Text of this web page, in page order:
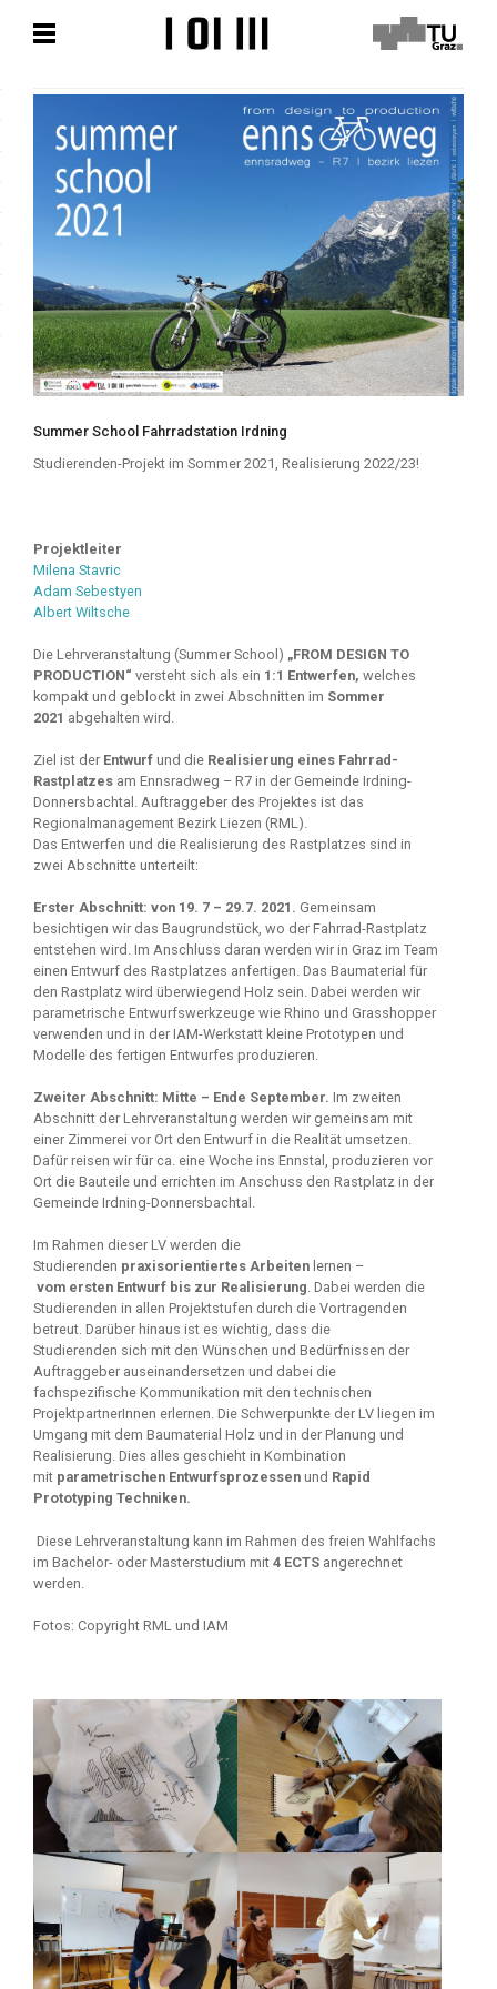
Hauptinhalt
Hauptinhalt
Summer School Fahrradstation Irdning
Studierenden-Projekt im Sommer 2021, Realisierung 2022/23!
Projektleiter
Milena Stavric
Adam Sebestyen
Albert Wiltsche
Die Lehrveranstaltung (Summer School) „FROM DESIGN TO
PRODUCTION“ versteht sich als ein 1:1 Entwerfen, welches
kompakt und geblockt in zwei Abschnitten im Sommer
2021 abgehalten wird.
Ziel ist der Entwurf und die Realisierung eines Fahrrad-
Rastplatzes am Ennsradweg – R7 in der Gemeinde Irdning-
Donnersbachtal. Auftraggeber des Projektes ist das
Regionalmanagement Bezirk Liezen (RML).
Das Entwerfen und die Realisierung des Rastplatzes sind in
zwei Abschnitte unterteilt:
Erster Abschnitt: von 19. 7 – 29.7. 2021. Gemeinsam
besichtigen wir das Baugrundstück, wo der Fahrrad-Rastplatz
entstehen wird. Im Anschluss daran werden wir in Graz im Team
einen Entwurf des Rastplatzes anfertigen. Das Baumaterial für
den Rastplatz wird überwiegend Holz sein. Dabei werden wir
parametrische Entwurfswerkzeuge wie Rhino und Grasshopper
verwenden und in der IAM-Werkstatt kleine Prototypen und
Modelle des fertigen Entwurfes produzieren.
Zweiter Abschnitt: Mitte – Ende September. Im zweiten
Abschnitt der Lehrveranstaltung werden wir gemeinsam mit
einer Zimmerei vor Ort den Entwurf in die Realität umsetzen.
Dafür reisen wir für ca. eine Woche ins Ennstal, produzieren vor
Ort die Bauteile und errichten im Anschuss den Rastplatz in der
Gemeinde Irdning-Donnersbachtal.
Im Rahmen dieser LV werden die
Studierenden praxisorientiertes Arbeiten lernen –
vom ersten Entwurf bis zur Realisierung. Dabei werden die
Studierenden in allen Projektstufen durch die Vortragenden
betreut. Darüber hinaus ist es wichtig, dass die
Studierenden sich mit den Wünschen und Bedürfnissen der
Auftraggeber auseinandersetzen und dabei die
fachspezifische Kommunikation mit den technischen
ProjektpartnerInnen erlernen. Die Schwerpunkte der LV liegen im
Umgang mit dem Baumaterial Holz und in der Planung und
Realisierung. Dies alles geschieht in Kombination
mit parametrischen Entwurfsprozessen und Rapid
Prototyping Techniken.
Diese Lehrveranstaltung kann im Rahmen des freien Wahlfachs
im Bachelor- oder Masterstudium mit 4 ECTS angerechnet
werden.
Fotos: Copyright RML und IAM